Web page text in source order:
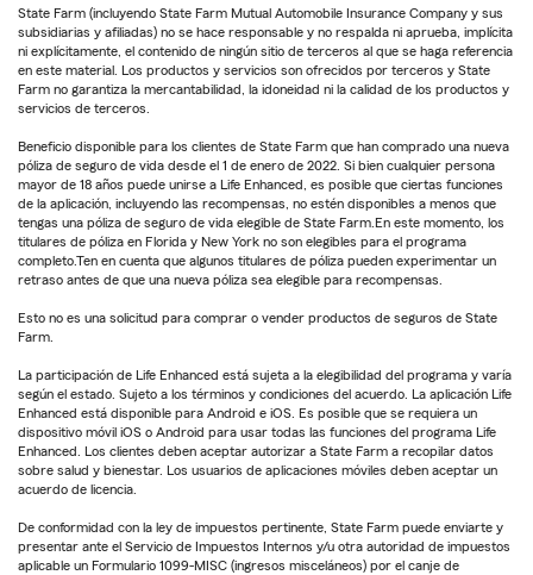
State Farm (incluyendo State Farm Mutual Automobile Insurance Company y sus
subsidiarias y afiliadas) no se hace responsable y no respalda ni aprueba, implícita
ni explícitamente, el contenido de ningún sitio de terceros al que se haga referencia
en este material. Los productos y servicios son ofrecidos por terceros y State
Farm no garantiza la mercantabilidad, la idoneidad ni la calidad de los productos y
servicios de terceros.
Beneficio disponible para los clientes de State Farm que han comprado una nueva
póliza de seguro de vida desde el 1 de enero de 2022. Si bien cualquier persona
mayor de 18 años puede unirse a Life Enhanced, es posible que ciertas funciones
de la aplicación, incluyendo las recompensas, no estén disponibles a menos que
tengas una póliza de seguro de vida elegible de State Farm.En este momento, los
titulares de póliza en Florida y New York no son elegibles para el programa
completo.Ten en cuenta que algunos titulares de póliza pueden experimentar un
retraso antes de que una nueva póliza sea elegible para recompensas.
Esto no es una solicitud para comprar o vender productos de seguros de State
Farm.
La participación de Life Enhanced está sujeta a la elegibilidad del programa y varía
según el estado. Sujeto a los términos y condiciones del acuerdo. La aplicación Life
Enhanced está disponible para Android e iOS. Es posible que se requiera un
dispositivo móvil iOS o Android para usar todas las funciones del programa Life
Enhanced. Los clientes deben aceptar autorizar a State Farm a recopilar datos
sobre salud y bienestar. Los usuarios de aplicaciones móviles deben aceptar un
acuerdo de licencia.
De conformidad con la ley de impuestos pertinente, State Farm puede enviarte y
presentar ante el Servicio de Impuestos Internos y/u otra autoridad de impuestos
aplicable un Formulario 1099-MISC (ingresos misceláneos) por el canje de